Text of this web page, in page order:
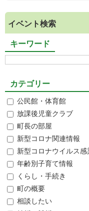
イベント検索
キーワード
カテゴリー
公民館・体育館
放課後児童クラブ
町長の部屋
新型コロナ関連情報
新型コロナウイルス
年齢別子育て情報
くらし・手続き
町の概要
相談したい